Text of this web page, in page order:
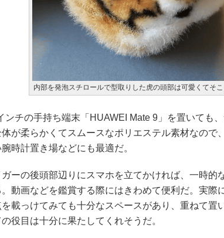
内部を発泡スチロールで型取りした虎の頭部は可愛くてそ
チの手持ち端末「HUAWEI Mate 9」を置いても
体が柔らかくてスムースなポリエステル素材なので
時計置き場などにも最適だ。
ーの後頭部辺りにスマホを立てかければ、一時的
。動画などを鑑賞する際にはきわめて便利だ。実際
を載っけてみても十分なスペースがあり、重ねて置
役目は十分に果たしてくれそうだ。